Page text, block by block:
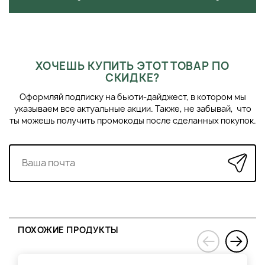
ХОЧЕШЬ КУПИТЬ ЭТОТ ТОВАР ПО
СКИДКЕ?
Оформляй подписку на бьюти-дайджест, в котором мы
указываем все актуальные акции. Также, не забывай, что
ты можешь получить промокоды после сделанных покупок.
ПОХОЖИЕ ПРОДУКТЫ
‹
›